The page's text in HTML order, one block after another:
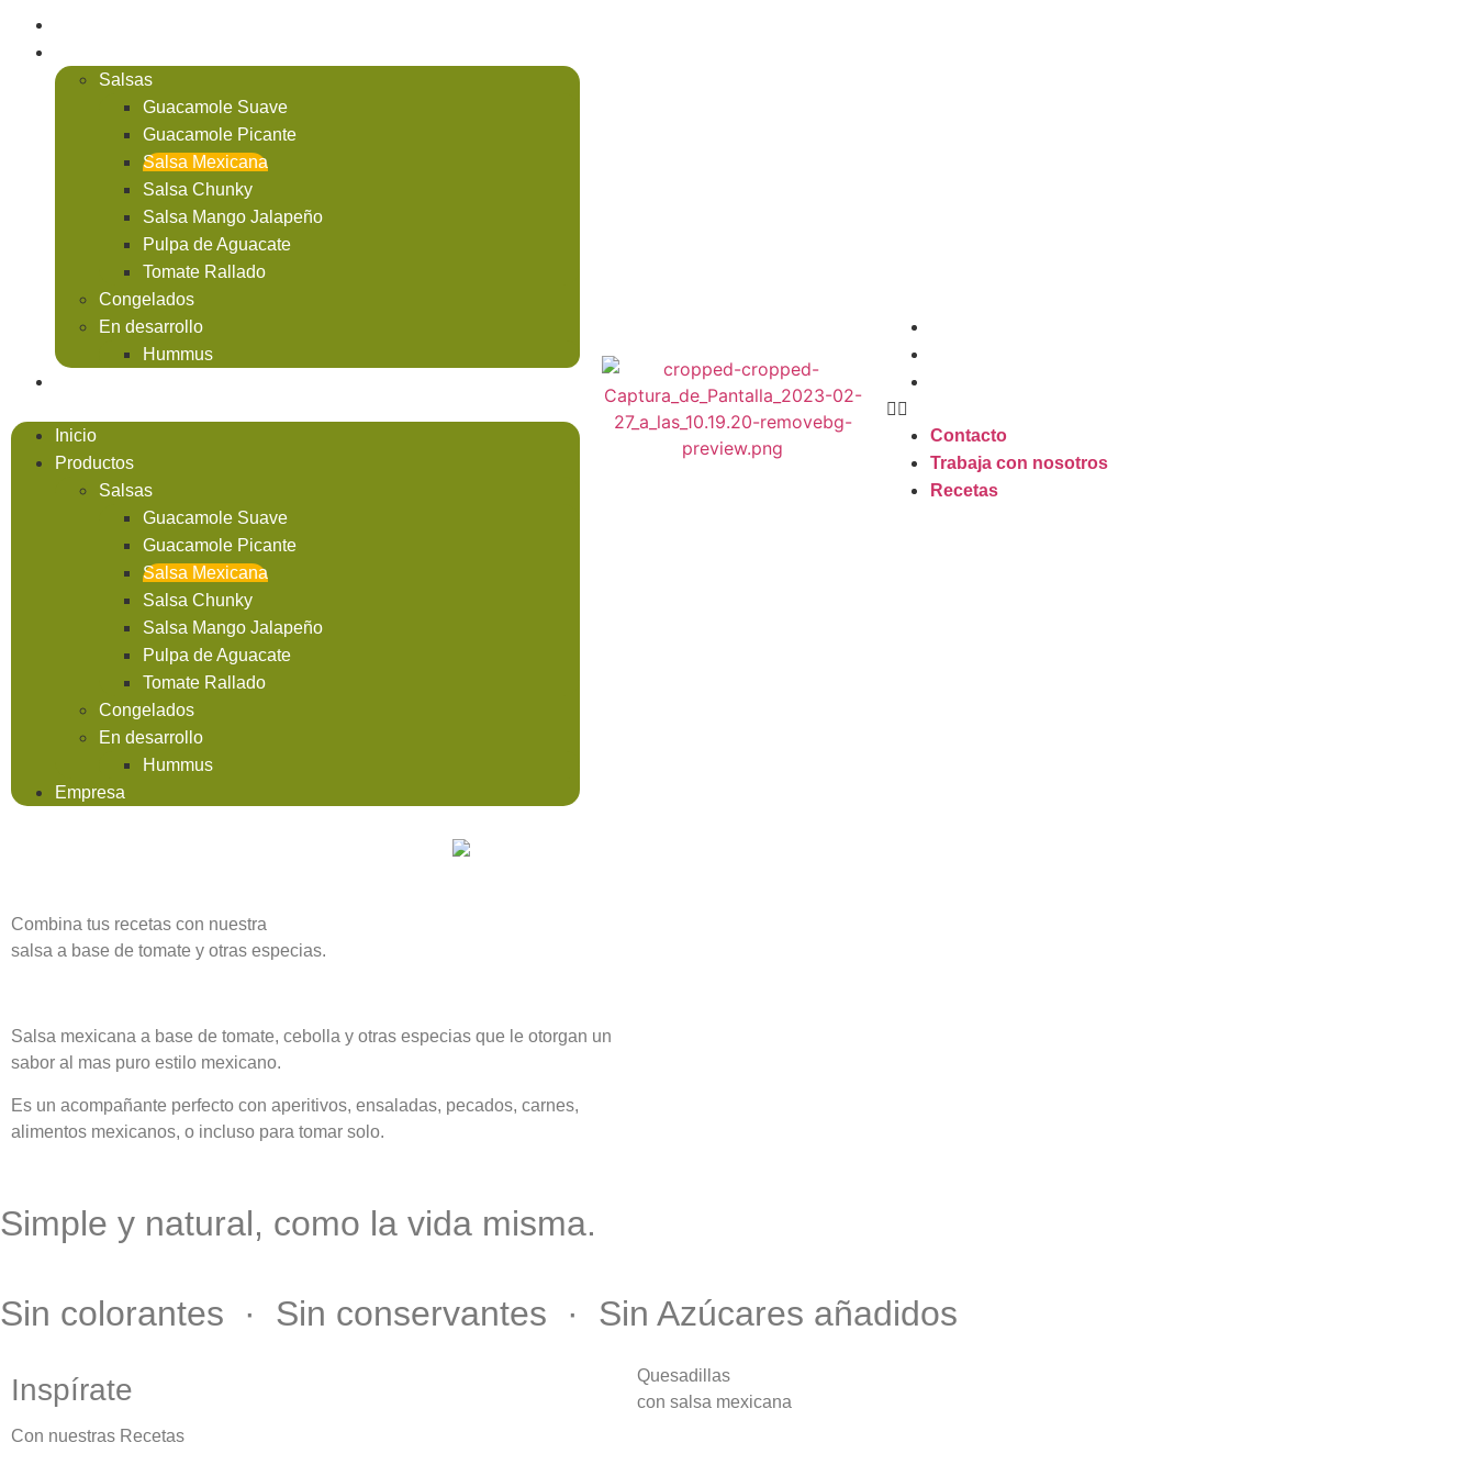
Salsas
Guacamole Suave
Guacamole Picante
Salsa Mexicana
Salsa Chunky
Salsa Mango Jalapeño
Pulpa de Aguacate
Tomate Rallado
Congelados
En desarrollo
Hummus
Inicio
Productos
Salsas
Guacamole Suave
Guacamole Picante
Salsa Mexicana
Salsa Chunky
Salsa Mango Jalapeño
Pulpa de Aguacate
Tomate Rallado
Congelados
En desarrollo
Hummus
Empresa
Contacto
Trabaja con nosotros
Recetas
Combina tus recetas con nuestra
salsa a base de tomate y otras especias.
Salsa mexicana a base de tomate, cebolla y otras especias que le otorgan un
sabor al mas puro estilo mexicano.
Es un acompañante perfecto con aperitivos, ensaladas, pecados, carnes,
alimentos mexicanos, o incluso para tomar solo.
Simple y natural, como la vida misma.
Sin colorantes · Sin conservantes · Sin Azúcares añadidos
Inspírate
Con nuestras Recetas
Quesadillas
con salsa mexicana